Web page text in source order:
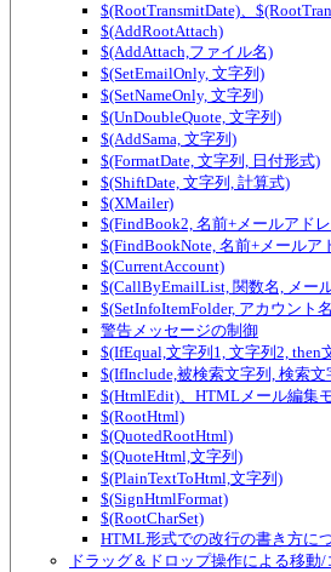
$(RootTransmitDate)、
$(AddRootAttach)
$(AddAttach,ファイル名)
$(SetEmailOnly, 文字列)
$(SetNameOnly, 文字列)
$(UnDoubleQuote, 文字列)
$(AddSama, 文字列)
$(FormatDate, 文字列, 日付形式)
$(ShiftDate, 文字列, 計算式)
$(XMailer)
$(FindBook2, 名前+メールアド
$(FindBookNote, 名前+メールア
$(CurrentAccount)
$(CallByEmailList, 関数名, メー
$(SetInfoItemFolder, アカウント
警告メッセージの制御
$(IfEqual,文字列1, 文字列2,
$(IfInclude,被検索文字列, 検索
$(HtmlEdit)、HTMLメール編集
$(RootHtml)
$(QuotedRootHtml)
$(QuoteHtml,文字列)
$(PlainTextToHtml,文字列)
$(SignHtmlFormat)
$(RootCharSet)
HTML形式での改行の書き方に
ドラッグ＆ドロップ操作による移